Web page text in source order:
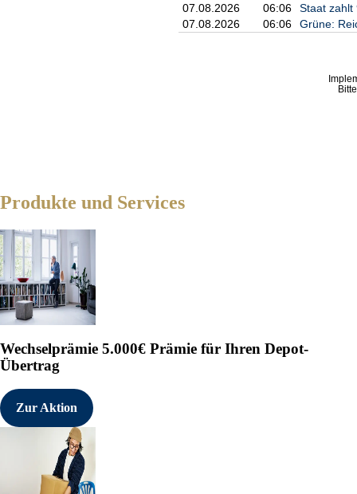
07.08.2026
06:06
Staat zahlt
07.08.2026
06:06 Grüne:
Produkte und Services
Wechselprämie 5.000€ Prämie für Ihren Depot-
Übertrag
Zur Aktion